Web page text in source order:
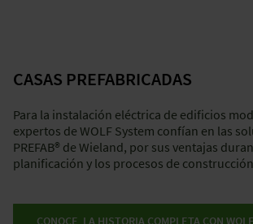
prefabricado en obra, listo para su
instalación.
CASAS PREFABRICADAS
Para la instalación eléctrica de edificios
expertos de WOLF System confían en las
PREFAB® de Wieland, por sus ventajas
planificación y los procesos de
CONOCE LA HISTORIA COMPLETA CON